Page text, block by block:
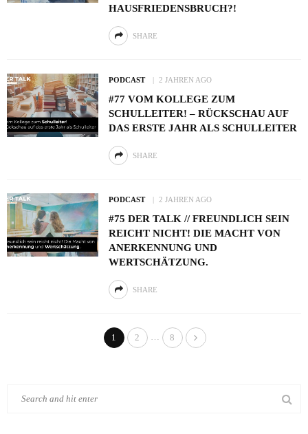
HAUSFRIEDENSBRUCH?!
SHARE
PODCAST 2 JAHREN AGO
#77 VOM KOLLEGE ZUM
SCHULLEITER! – RÜCKSCHAU AUF
DAS ERSTE JAHR ALS SCHULLEITER
SHARE
PODCAST 2 JAHREN AGO
#75 DER TALK // FREUNDLICH SEIN
REICHT NICHT! DIE MACHT VON
ANERKENNUNG UND
WERTSCHÄTZUNG.
SHARE
1 2 … 8